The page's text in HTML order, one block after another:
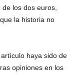
los dos euros,
la historia no
haya sido de
opiniones en los